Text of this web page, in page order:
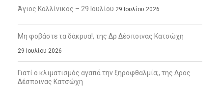
Άγιος Καλλίνικος – 29 Ιουλίου 29 Ιουλίου 2026
Μη φοβάστε τα δάκρυα!, της Δρ Δέσποινας Κατσώχη
29 Ιουλίου 2026
Γιατί ο κλιματισμός αγαπά την ξηροφθαλμία;, της Δρος
Δέσποινας Κατσώχη